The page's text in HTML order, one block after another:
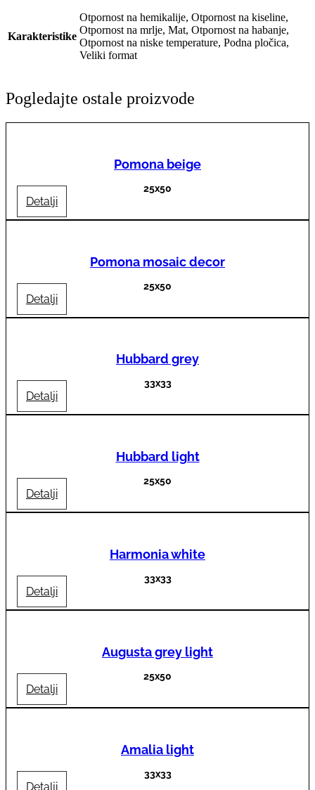
Karakteristike
Otpornost na hemikalije, Otpornost na kiseline,
Otpornost na mrlje, Mat, Otpornost na habanje,
Otpornost na niske temperature, Podna pločica,
Veliki format
Pogledajte ostale proizvode
Pomona beige
25x50
Detalji
Pomona mosaic decor
25x50
Detalji
Hubbard grey
33x33
Detalji
Hubbard light
25x50
Detalji
Harmonia white
33x33
Detalji
Augusta grey light
25x50
Detalji
Amalia light
33x33
Detalji